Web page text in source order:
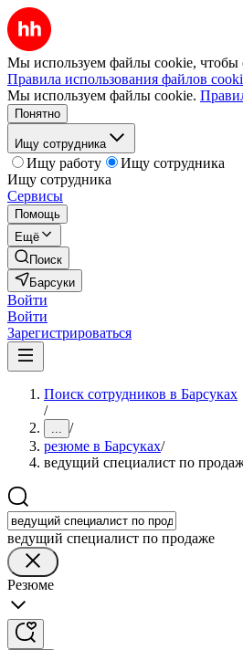
Мы используем файлы cookie, чтобы
Правила использования файлов
Мы используем файлы cookie.
Понятно
Ищу сотрудника
Ищу работу
Ищу сотрудника
Ищу сотрудника
Сервисы
Помощь
Ещё
Поиск
Барсуки
Войти
Войти
Зарегистрироваться
Поиск сотрудников в Барсуках
/
... /
резюме в Барсуках/
ведущий специалист по
ведущий специалист по продаже
Резюме